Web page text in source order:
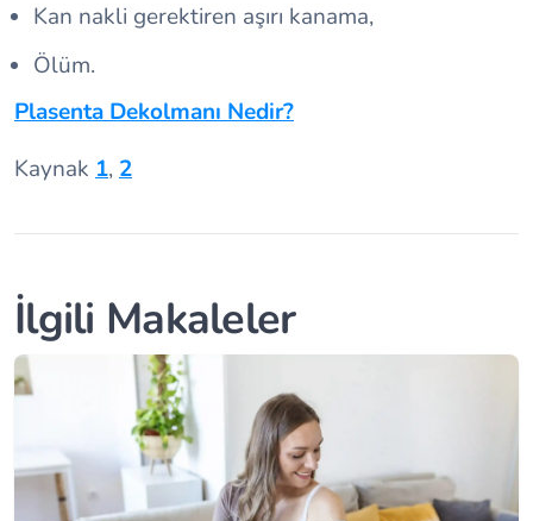
Kan nakli gerektiren aşırı kanama,
Ölüm.
Plasenta Dekolmanı Nedir?
Kaynak 1, 2
İlgili Makaleler